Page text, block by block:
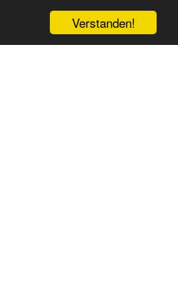
Verstanden!